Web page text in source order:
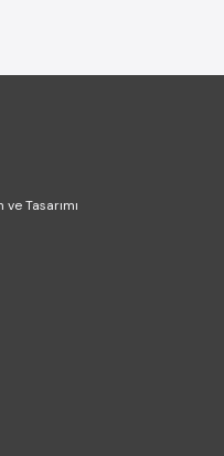
Tasarımı